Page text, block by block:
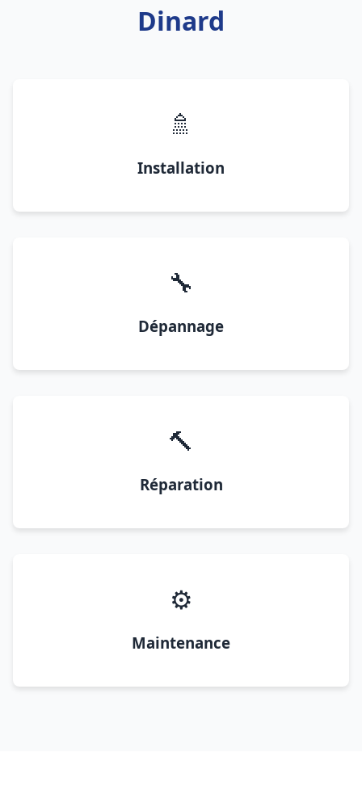
Dinard
🚿
Installation
🔧
Dépannage
🔨
Réparation
⚙️
Maintenance